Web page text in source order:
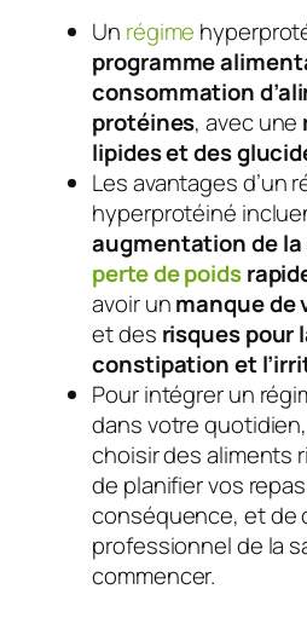
Un régime
programme
consommation
protéines, avec une
lipides et des
Les avantages d’un
hyperprotéiné
augmentation de
perte de poids
avoir unmanque de
et des risques pour
constipation et
Pour intégrer un
dans votre
choisir des aliments
de planifier vos
conséquence, et de
professionnel de la
commencer.